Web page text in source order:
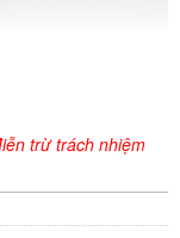
trừ trách nhiệm